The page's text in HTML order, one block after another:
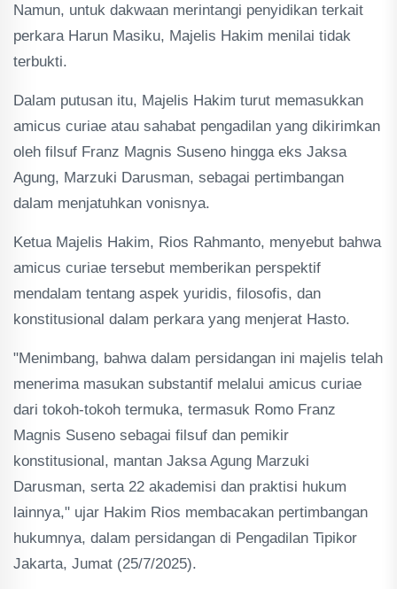
Namun, untuk dakwaan merintangi penyidikan terkait
perkara Harun Masiku, Majelis Hakim menilai tidak
terbukti.
Dalam putusan itu, Majelis Hakim turut memasukkan
amicus curiae atau sahabat pengadilan yang dikirimkan
oleh filsuf Franz Magnis Suseno hingga eks Jaksa
Agung, Marzuki Darusman, sebagai pertimbangan
dalam menjatuhkan vonisnya.
Ketua Majelis Hakim, Rios Rahmanto, menyebut bahwa
amicus curiae tersebut memberikan perspektif
mendalam tentang aspek yuridis, filosofis, dan
konstitusional dalam perkara yang menjerat Hasto.
"Menimbang, bahwa dalam persidangan ini majelis telah
menerima masukan substantif melalui amicus curiae
dari tokoh-tokoh termuka, termasuk Romo Franz
Magnis Suseno sebagai filsuf dan pemikir
konstitusional, mantan Jaksa Agung Marzuki
Darusman, serta 22 akademisi dan praktisi hukum
lainnya," ujar Hakim Rios membacakan pertimbangan
hukumnya, dalam persidangan di Pengadilan Tipikor
Jakarta, Jumat (25/7/2025).